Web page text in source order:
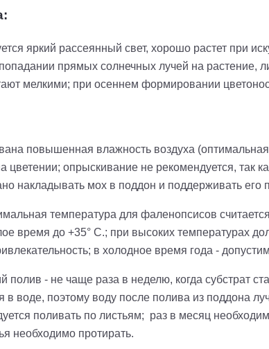
яркий рассеянный свет, хорошо растет при
прямых солнечных лучей на растение,
мелкими; при осеннем формировании
повышенная влажность воздуха
цветении; опрыскивание не рекомендуется,
накладывать мох в поддон и поддерживать его
температура для фаленопсисов
время до +35° С.; при высоких температурах
в холодное время года -
полив - не чаще раза в неделю, когда субстрат
в воде, поэтому воду после полива из поддона
поливать по листьям; раз в месяц
необходимо протирать.